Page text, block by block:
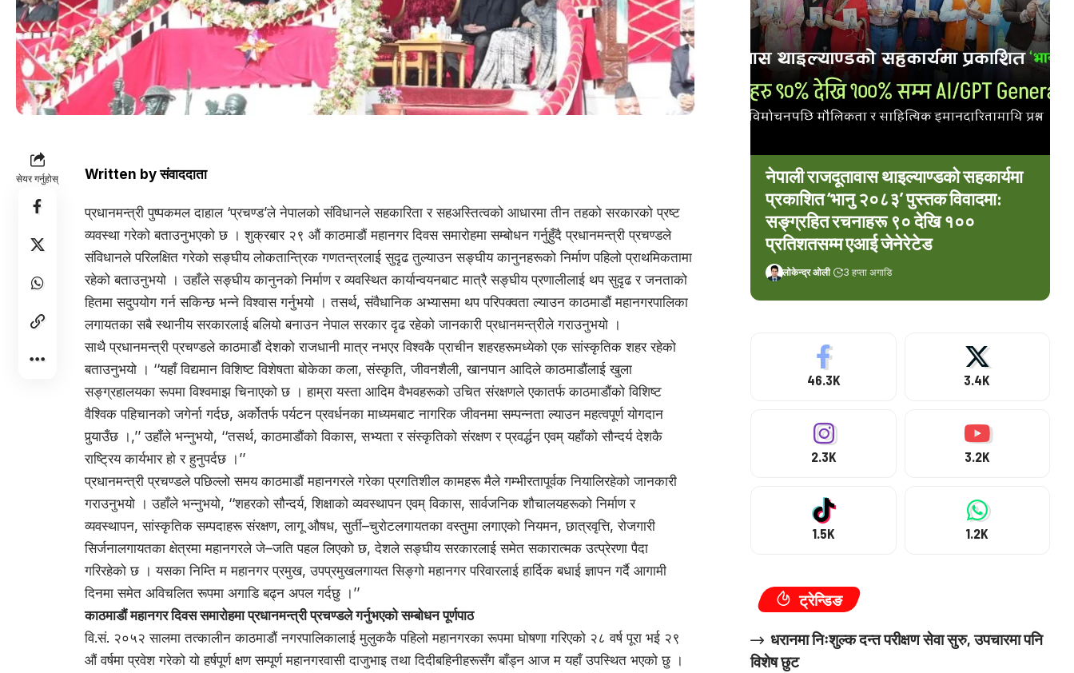
सेयर गर्नुहोस् Written by संवाददाता
प्रधानमन्त्री पुष्पकमल दाहाल ‘प्रचण्ड’ले नेपालको संविधानले सहकारिता र सहअस्तित्वको आधारमा तीन तहको सरकारको प्रष्ट
व्यवस्था गरेको बताउनुभएको छ । शुक्रबार २९ औं काठमाडौं महानगर दिवस समारोहमा सम्बोधन गर्नुहुँदै प्रधानमन्त्री प्रचण्डले
संविधानले परिलक्षित गरेको सङ्घीय लोकतान्त्रिक गणतन्त्रलाई सुदृढ तुल्याउन सङ्घीय कानुनहरूको निर्माण पहिलो प्राथमिकतामा
रहेको बताउनुभयो । उहाँले सङ्घीय कानुनको निर्माण र व्यवस्थित कार्यान्वयनबाट मात्रै सङ्घीय प्रणालीलाई थप सुदृढ र जनताको
हितमा सदुपयोग गर्न सकिन्छ भन्ने विश्वास गर्नुभयो । तसर्थ, संवैधानिक अभ्यासमा थप परिपक्वता ल्याउन काठमाडौं महानगरपालिका
लगायतका सबै स्थानीय सरकारलाई बलियो बनाउन नेपाल सरकार दृढ रहेको जानकारी प्रधानमन्त्रीले गराउनुभयो ।
साथै प्रधानमन्त्री प्रचण्डले काठमाडौं देशको राजधानी मात्र नभएर विश्वकै प्राचीन शहरहरूमध्येको एक सांस्कृतिक शहर रहेको
बताउनुभयो । ‘‘यहाँ विद्यमान विशिष्ट विशेषता बोकेका कला, संस्कृति, जीवनशैली, खानपान आदिले काठमाडौंलाई खुला
सङ्ग्रहालयका रूपमा विश्वमाझ चिनाएको छ । हाम्रा यस्ता आदिम वैभवहरूको उचित संरक्षणले एकातर्फ काठमाडौंको विशिष्ट
वैश्विक पहिचानको जगेर्ना गर्दछ, अर्कोतर्फ पर्यटन प्रवर्धनका माध्यमबाट नागरिक जीवनमा सम्पन्नता ल्याउन महत्वपूर्ण योगदान
पुर्‍याउँछ ।,’’ उहाँले भन्नुभयो, ‘‘तसर्थ, काठमाडौंको विकास, सभ्यता र संस्कृतिको संरक्षण र प्रवर्द्धन एवम् यहाँको सौन्दर्य देशकै
राष्ट्रिय कार्यभार हो र हुनुपर्दछ ।’’
प्रधानमन्त्री प्रचण्डले पछिल्लो समय काठमाडौं महानगरले गरेका प्रगतिशील कामहरू मैले गम्भीरतापूर्वक नियालिरहेको जानकारी
गराउनुभयो । उहाँले भन्नुभयो, ‘‘शहरको सौन्दर्य, शिक्षाको व्यवस्थापन एवम् विकास, सार्वजनिक शौचालयहरूको निर्माण र
व्यवस्थापन, सांस्कृतिक सम्पदाहरू संरक्षण, लागू औषध, सुर्ती–चुरोटलगायतका वस्तुमा लगाएको नियमन, छात्रवृत्ति, रोजगारी
सिर्जनालगायतका क्षेत्रमा महानगरले जे–जति पहल लिएको छ, देशले सङ्घीय सरकारलाई समेत सकारात्मक उत्प्रेरणा पैदा
गरिरहेको छ । यसका निम्ति म महानगर प्रमुख, उपप्रमुखलगायत सिङ्गो महानगर परिवारलाई हार्दिक बधाई ज्ञापन गर्दै आगामी
दिनमा समेत अविचलित रूपमा अगाडि बढ्न अपल गर्दछु ।’’
काठमाडौं महानगर दिवस समारोहमा प्रधानमन्त्री प्रचण्डले गर्नुभएको सम्बोधन पूर्णपाठ
वि.सं. २०५२ सालमा तत्कालीन काठमाडौं नगरपालिकालाई मुलुककै पहिलो महानगरका रूपमा घोषणा गरिएको २८ वर्ष पूरा भई २९
औं वर्षमा प्रवेश गरेको यो हर्षपूर्ण क्षण सम्पूर्ण महानगरवासी दाजुभाइ तथा दिदीबहिनीहरूसँग बाँड्न आज म यहाँ उपस्थित भएको छु ।
नेपाली राजदूतावास थाइल्याण्डको सहकार्यमा
प्रकाशित ‘भानु २०८३’ पुस्तक विवादमा:
सङ्ग्रहित रचनाहरू ९० देखि १००
प्रतिशतसम्म एआई जेनेरेटेड
लोकेन्द्र ओली 3 हप्ता अगाडि
46.3K 3.4K
2.3K 3.2K
1.5K 1.2K
ट्रेन्डिङ
धरानमा निःशुल्क दन्त परीक्षण सेवा सुरु, उपचारमा पनि
विशेष छुट